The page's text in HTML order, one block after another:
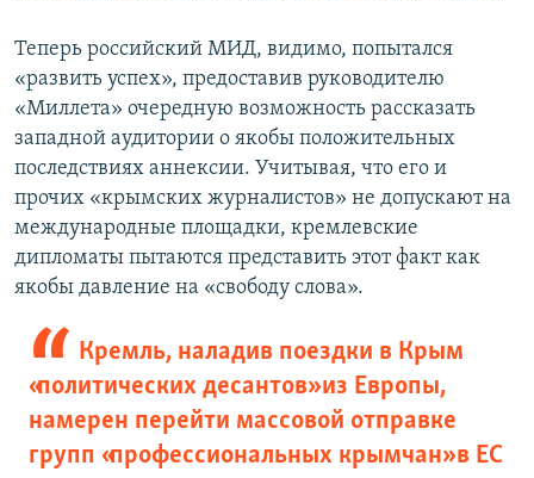
Теперь российский МИД, видимо, попытался
«развить успех», предоставив руководителю
«Миллета» очередную возможность рассказать
западной аудитории о якобы положительных
последствиях аннексии. Учитывая, что его и
прочих «крымских журналистов» не допускают на
международные площадки, кремлевские
дипломаты пытаются представить этот факт как
якобы давление на «свободу слова».
Кремль, наладив поездки в Крым
«политических десантов» из Европы,
намерен перейти массовой отправке
групп «профессиональных крымчан» в ЕС